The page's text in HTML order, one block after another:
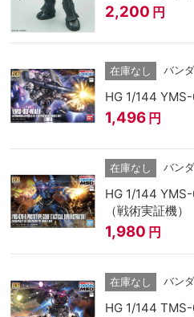
2,200 円
在庫なし バン
HG 1/144
1,496 円
在庫なし バン
HG 1/144
（戦術実証機）
1,980 円
在庫なし バン
HG 1/144